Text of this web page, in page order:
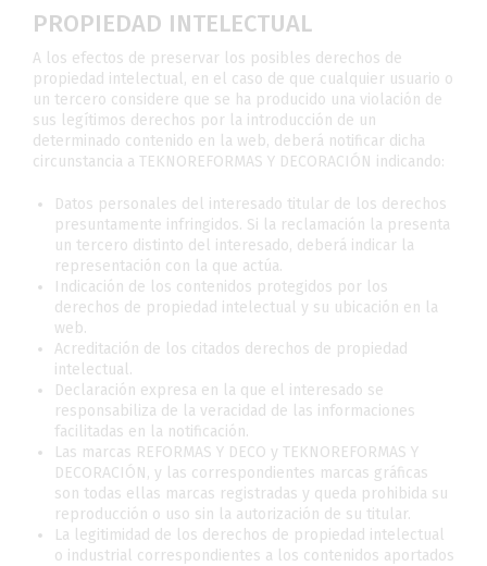
PROPIEDAD INTELECTUAL
A los efectos de preservar los posibles derechos de
propiedad intelectual, en el caso de que cualquier usuario o
un tercero considere que se ha producido una violación de
sus legítimos derechos por la introducción de un
determinado contenido en la web, deberá notificar dicha
circunstancia a TEKNOREFORMAS Y DECORACIÓN indicando:
Datos personales del interesado titular de los derechos
presuntamente infringidos. Si la reclamación la presenta
un tercero distinto del interesado, deberá indicar la
representación con la que actúa.
Indicación de los contenidos protegidos por los
derechos de propiedad intelectual y su ubicación en la
web.
Acreditación de los citados derechos de propiedad
intelectual.
Declaración expresa en la que el interesado se
responsabiliza de la veracidad de las informaciones
facilitadas en la notificación.
Las marcas REFORMAS Y DECO y TEKNOREFORMAS Y
DECORACIÓN, y las correspondientes marcas gráficas
son todas ellas marcas registradas y queda prohibida su
reproducción o uso sin la autorización de su titular.
La legitimidad de los derechos de propiedad intelectual
o industrial correspondientes a los contenidos aportados